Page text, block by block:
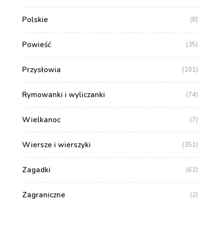
Polskie (8)
Powieść (35)
Przysłowia (101)
Rymowanki i wyliczanki (74)
Wielkanoc (7)
Wiersze i wierszyki (351)
Zagadki (62)
Zagraniczne (2)